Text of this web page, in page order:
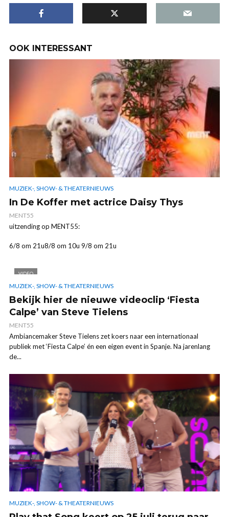
OOK INTERESSANT
MUZIEK-, SHOW- & THEATERNIEUWS
In De Koffer met actrice Daisy Thys
MENT55
uitzending op MENT55:
6/8 om 21u8/8 om 10u 9/8 om 21u
VIDEO
MUZIEK-, SHOW- & THEATERNIEUWS
Bekijk hier de nieuwe videoclip ‘Fiesta
Calpe’ van Steve Tielens
MENT55
Ambiancemaker Steve Tielens zet koers naar een internationaal
publiek met ‘Fiesta Calpe’ én een eigen event in Spanje. Na jarenlang
de...
MUZIEK-, SHOW- & THEATERNIEUWS